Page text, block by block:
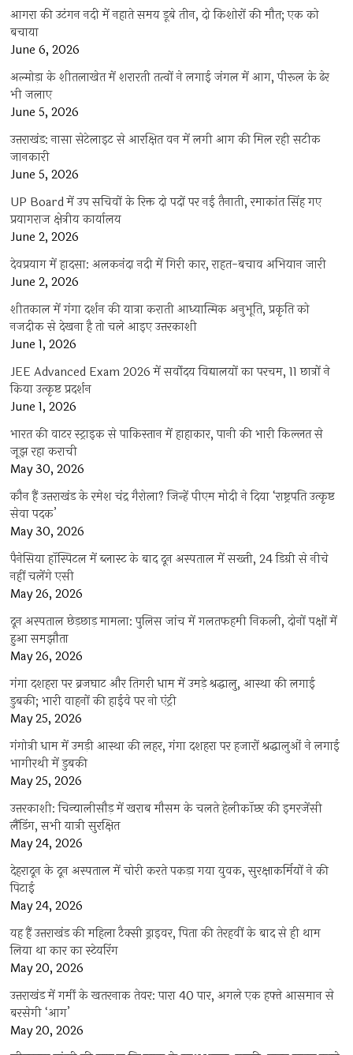
आगरा की उटंगन नदी में नहाते समय डूबे तीन, दो किशोरों की मौत; एक को
बचाया
June 6, 2026
अल्मोड़ा के शीतलाखेत में शरारती तत्वों ने लगाई जंगल में आग, पीरूल के ढेर
भी जलाए
June 5, 2026
उत्तराखंड: नासा सेटेलाइट से आरक्षित वन में लगी आग की मिल रही सटीक
जानकारी
June 5, 2026
UP Board में उप सचिवों के रिक्त दो पदों पर नई तैनाती, रमाकांत सिंह गए
प्रयागराज क्षेत्रीय कार्यालय
June 2, 2026
देवप्रयाग में हादसा: अलकनंदा नदी में गिरी कार, राहत-बचाव अभियान जारी
June 2, 2026
शीतकाल में गंगा दर्शन की यात्रा कराती आध्यात्मिक अनुभूति, प्रकृति को
नजदीक से देखना है तो चले आइए उत्तरकाशी
June 1, 2026
JEE Advanced Exam 2026 में सर्वोदय विद्यालयों का परचम, 11 छात्रों ने
किया उत्कृष्ट प्रदर्शन
June 1, 2026
भारत की वाटर स्ट्राइक से पाकिस्तान में हाहाकार, पानी की भारी किल्लत से
जूझ रहा कराची
May 30, 2026
कौन हैं उत्तराखंड के रमेश चंद्र गैरोला? जिन्हें पीएम मोदी ने दिया ‘राष्ट्रपति उत्कृष्ट
सेवा पदक’
May 30, 2026
पैनेसिया हॉस्पिटल में ब्लास्ट के बाद दून अस्पताल में सख्ती, 24 डिग्री से नीचे
नहीं चलेंगे एसी
May 26, 2026
दून अस्पताल छेड़छाड़ मामला: पुलिस जांच में गलतफहमी निकली, दोनों पक्षों में
हुआ समझौता
May 26, 2026
गंगा दशहरा पर ब्रजघाट और तिगरी धाम में उमड़े श्रद्धालु, आस्था की लगाई
डुबकी; भारी वाहनों की हाईवे पर नो एंट्री
May 25, 2026
गंगोत्री धाम में उमड़ी आस्था की लहर, गंगा दशहरा पर हजारों श्रद्धालुओं ने लगाई
भागीरथी में डुबकी
May 25, 2026
उत्तरकाशी: चिन्यालीसौड़ में खराब मौसम के चलते हेलीकॉप्टर की इमरजेंसी
लैंडिंग, सभी यात्री सुरक्षित
May 24, 2026
देहरादून के दून अस्पताल में चोरी करते पकड़ा गया युवक, सुरक्षाकर्मियों ने की
पिटाई
May 24, 2026
यह हैं उत्तराखंड की महिला टैक्सी ड्राइवर, पिता की तेरहवीं के बाद से ही थाम
लिया था कार का स्टेयरिंग
May 20, 2026
उत्तराखंड में गर्मी के खतरनाक तेवर: पारा 40 पार, अगले एक हफ्ते आसमान से
बरसेगी ‘आग’
May 20, 2026